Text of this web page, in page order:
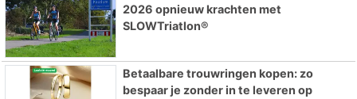
2026 opnieuw krachten met
SLOWTriatlon®
Betaalbare trouwringen kopen: zo
bespaar je zonder in te leveren op